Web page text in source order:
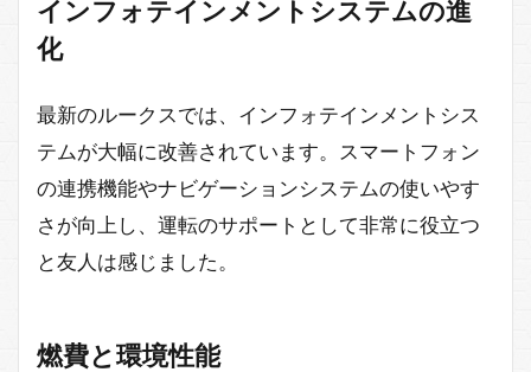
インフォテインメントシステムの進
化
最新のルークスでは、インフォテインメントシス
テムが大幅に改善されています。スマートフォン
の連携機能やナビゲーションシステムの使いやす
さが向上し、運転のサポートとして非常に役立つ
と友人は感じました。
燃費と環境性能